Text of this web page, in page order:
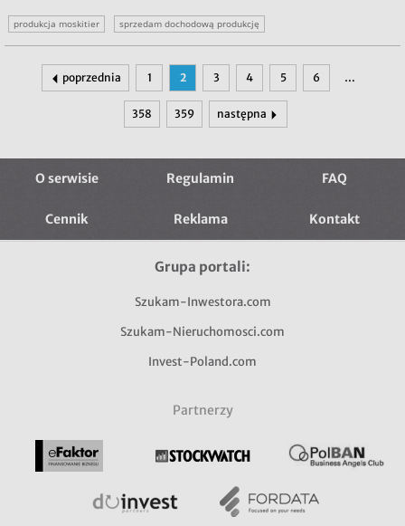
produkcja moskitier
sprzedam dochodową produkcję
sprzedam dochodowy biznes
sprzedam dochodową firmę
poprzednia 1 2 3 4 5 6 …
358 359 następna
O serwisie Regulamin FAQ
Cennik Reklama Kontakt
Grupa portali:
Szukam-Inwestora.com
Szukam-Nieruchomosci.com
Invest-Poland.com
Partnerzy